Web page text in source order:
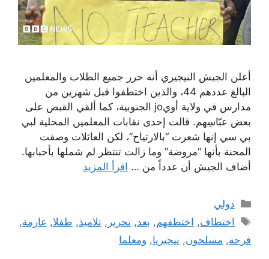
أعلن الجيش النيجيري أنه حرر جميع الطلاب والمعلمين
البالغ عددهم 44، والذين اختطفوا قبل شهرين من
مدارس في ولاية أويjo الجنوبية، كما ألقي القبض على
بعض عبّاسِهم. قالت إحدى نقابات المعلمين المحلية لبي
بي سي إنها شعرت “بالارتياح”، لكن العائلات وصفت
المحنة بأنها “مروضة” وما زالت تنتظر لم شملها بأحبابها.
أضاف الجيش أن عدداً من … اقرأ المزيد
التصنيفات
دولي
الوسوم
اختطاف, اختطفهم, بعد,تحرير ,تلاميذ, طفلا, عارمة,
فرحة, مسلحون, نيجيريا, ومعلما